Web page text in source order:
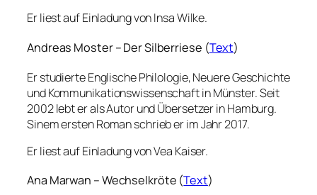
Er liest auf Einladung von Insa Wilke.
Andreas Moster – Der Silberriese (Text)
Er studierte Englische Philologie, Neuere Geschichte
und Kommunikationswissenschaft in Münster. Seit
2002 lebt er als Autor und Übersetzer in Hamburg.
Sinem ersten Roman schrieb er im Jahr 2017.
Er liest auf Einladung von Vea Kaiser.
Ana Marwan – Wechselkröte (Text)